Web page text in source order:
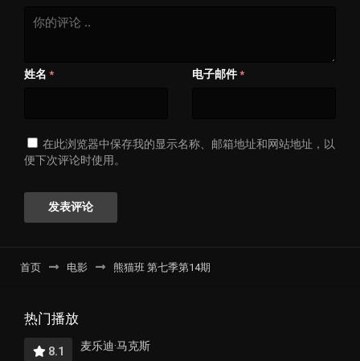
姓名 * 电子邮件 *
在此浏览器中保存我的显示名称、邮箱地址和网站地址，以
便下次评论时使用。
首页 电影 熊猫班 第七季第14期
热门播放
8.1 麦乐迪·马克斯